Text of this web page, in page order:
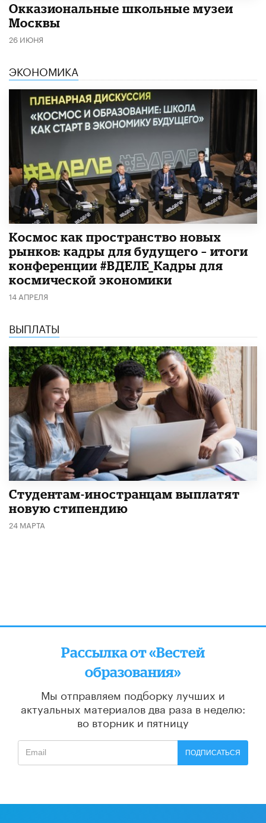
​Окказиональные школьные музеи
Москвы
26 ИЮНЯ
ЭКОНОМИКА
Космос как пространство новых
рынков: кадры для будущего – итоги
конференции #ВДЕЛЕ_Кадры для
космической экономики
14 АПРЕЛЯ
ВЫПЛАТЫ
Студентам-иностранцам выплатят
новую стипендию
24 МАРТА
Рассылка от «Вестей
образования»
Мы отправляем подборку лучших и
актуальных материалов два раза в неделю:
во вторник и пятницу
ПОДПИСАТЬСЯ